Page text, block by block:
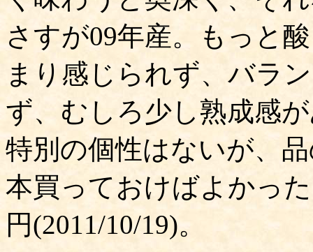
さすが09年産。もっと
まり感じられず、バラ
ず、むしろ少し熟成感
特別の個性はないが、
本買っておけばよかっ
円(2011/10/19)。